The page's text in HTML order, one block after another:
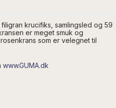
krucifiks, samlingsled og 59
er meget smuk og
rosenkrans som er velegnet til
www.GUMA.dk